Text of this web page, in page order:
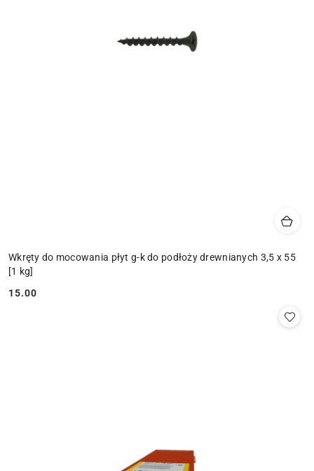
Wkręty do mocowania płyt g-k do podłoży drewnianych 3,5 x 55
[1 kg]
Cena:
15.00